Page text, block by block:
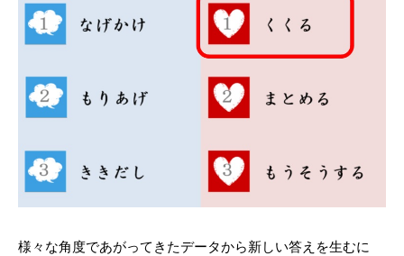
様々な角度であがってきたデータから新しい答えを生むに